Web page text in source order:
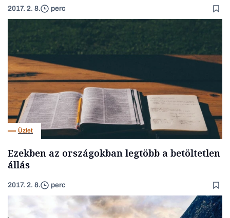
2017. 2. 8. perc
Üzlet
Ezekben az országokban legtöbb a betöltetlen
állás
2017. 2. 8. perc